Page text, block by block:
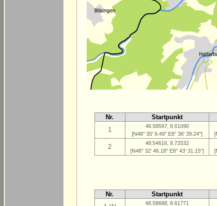
Nr.
Startpunkt
1
48.58597, 8.61090
[N48° 35' 9.49" E8° 36' 39.24"]
2
48.54616, 8.72532
[N48° 32' 46.18" E8° 43' 31.15"]
Nr.
Startpunkt
48.58688, 8.61771